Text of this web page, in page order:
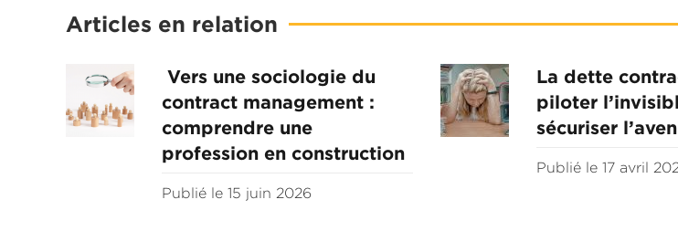
Articles en relation
Vers une sociologie du
contract management :
comprendre une
profession en construction
Publié le 15 juin 2026
La dette
piloter
sécuriser
Publié le 17 avril